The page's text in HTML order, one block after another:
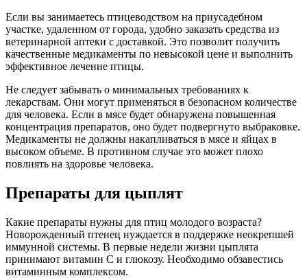
Если вы занимаетесь птицеводством на приусадебном
участке, удаленном от города, удобно заказать средства из
ветеринарной аптеки с доставкой. Это позволит получить
качественные медикаменты по невысокой цене и выполнить
эффективное лечение птицы.
Не следует забывать о минимальных требованиях к
лекарствам. Они могут применяться в безопасном количестве
для человека. Если в мясе будет обнаружена повышенная
концентрация препаратов, оно будет подвергнуто выбраковке.
Медикаменты не должны накапливаться в мясе и яйцах в
высоком объеме. В противном случае это может плохо
повлиять на здоровье человека.
Препараты для цыплят
Какие препараты нужны для птиц молодого возраста?
Новорожденный птенец нуждается в поддержке неокрепшей
иммунной системы. В первые недели жизни цыплята
принимают витамин С и глюкозу. Необходимо обзавестись
витаминным комплексом.